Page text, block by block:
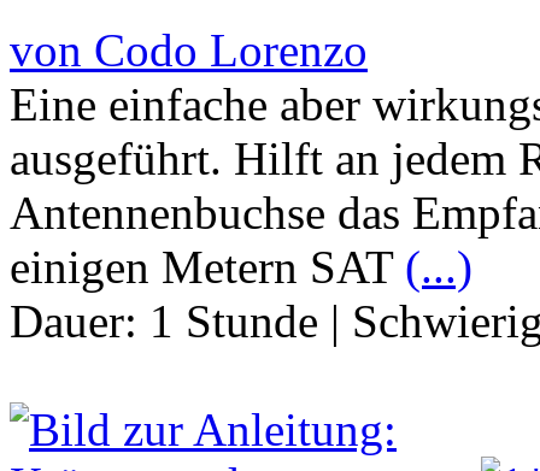
von Codo Lorenzo
Eine einfache aber
ausgeführt. Hilft an jedem
Antennenbuchse das
einigen Metern SAT (...)
Dauer: 1 Stunde |